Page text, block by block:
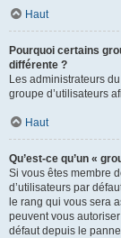
Haut
Pourquoi certains
différente ?
Les administrateurs
groupe d’utilisateurs
Haut
Qu’est-ce qu’un «
Si vous êtes membre
d’utilisateurs par
le rang qui vous sera
peuvent vous
défaut depuis le